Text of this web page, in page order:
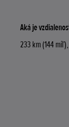
Aká je
233 km (144